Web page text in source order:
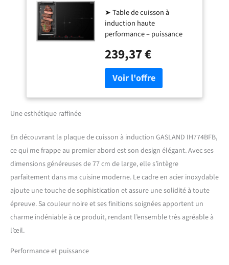
77 cm, 4 foyers avec
cadre en inox, zone
spéciale BBQ,
PowerBoost, 7000W
(Poêle non incluse)
➤ Table de cuisson à
induction haute
performance – puissance
de puissance par curseur.
Un espace de ventilation
d'au moins 50 mm doit être
prévu. Une ventilation
adéquate garantit une durée
connecté aussi bien à une
alimentation monophasée
220-240V qu’à une
alimentation biphasée 380-
installation polyvalente. ➤
Une cuisson plus flexible –
Deux zones reliées
239,37 €
Une esthétique raffinée
En découvrant la plaque de cuisson à induction GASLAND IH774BFB,
ce qui me frappe au premier abord est son design élégant. Avec ses
dimensions généreuses de 77 cm de large, elle s’intègre
parfaitement dans ma cuisine moderne. Le cadre en acier inoxydable
ajoute une touche de sophistication et assure une solidité à toute
épreuve. Sa couleur noire et ses finitions soignées apportent un
charme indéniable à ce produit, rendant l’ensemble très agréable à
l’œil.
Performance et puissance